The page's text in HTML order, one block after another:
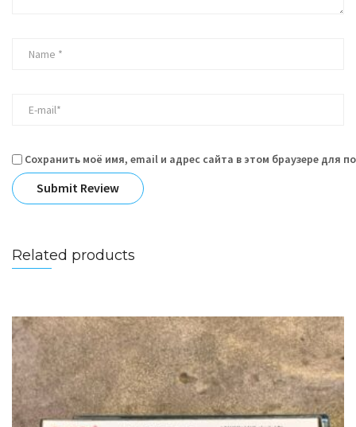
Сохранить моё имя, email и адрес сайта в этом браузере для
Related products